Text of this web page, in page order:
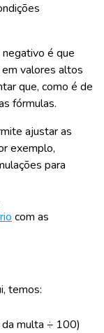
negativo é que
valores altos
que, como é de
fórmulas.
ajustar as
exemplo,
para
com as
temos:
multa ÷ 100)